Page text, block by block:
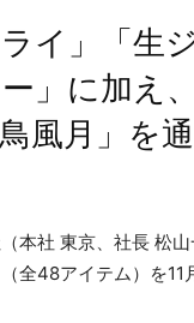
ライ」「生
」に加え
風月」を
本社 東京、社長 松
全48アイテム）を11